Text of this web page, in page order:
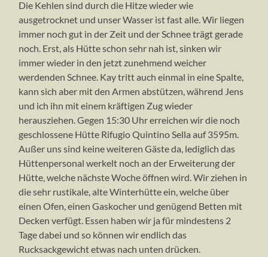
Felikjoch
auf
der
Skiroute
auf
der
Skiroute
die
Spalten
auf
dem
Winterhütte
des
Rifugios
Quintino
(3585m)
Die Kehlen sind durch die Hitze wieder wie
ausgetrocknet und unser Wasser ist fast alle. Wir liegen
immer noch gut in der Zeit und der Schnee trägt gerade
noch. Erst, als Hütte schon sehr nah ist, sinken wir
immer wieder in den jetzt zunehmend weicher
werdenden Schnee. Kay tritt auch einmal in eine Spalte,
kann sich aber mit den Armen abstützen, während Jens
und ich ihn mit einem kräftigen Zug wieder
herausziehen. Gegen 15:30 Uhr erreichen wir die noch
geschlossene Hütte Rifugio Quintino Sella auf 3595m.
Außer uns sind keine weiteren Gäste da, lediglich das
Hüttenpersonal werkelt noch an der Erweiterung der
Hütte, welche nächste Woche öffnen wird. Wir ziehen in
die sehr rustikale, alte Winterhütte ein, welche über
einen Ofen, einen Gaskocher und genügend Betten mit
Decken verfügt. Essen haben wir ja für mindestens 2
Tage dabei und so können wir endlich das
Rucksackgewicht etwas nach unten drücken.